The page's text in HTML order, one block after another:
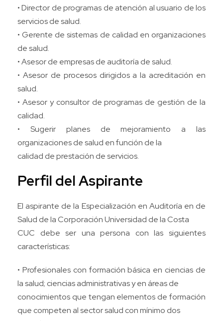
• Director de programas de atención al usuario de los
servicios de salud.
• Gerente de sistemas de calidad en organizaciones
de salud.
• Asesor de empresas de auditoría de salud.
• Asesor de procesos dirigidos a la acreditación en
salud.
• Asesor y consultor de programas de gestión de la
calidad.
• Sugerir planes de mejoramiento a las
organizaciones de salud en función de la
calidad de prestación de servicios.
Perfil del Aspirante
El aspirante de la Especialización en Auditoría en de
Salud de la Corporación Universidad de la Costa
CUC debe ser una persona con las siguientes
características:
• Profesionales con formación básica en ciencias de
la salud; ciencias administrativas y en áreas de
conocimientos que tengan elementos de formación
que competen al sector salud con mínimo dos